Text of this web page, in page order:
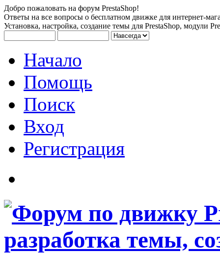
Добро пожаловать на форум PrestaShop!
Ответы на все вопросы о бесплатном движке для интернет-
Установка, настройка, создание темы для PrestaShop, модули
Начало
Помощь
Поиск
Вход
Регистрация